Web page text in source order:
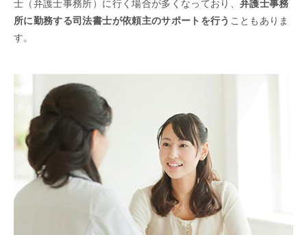
士（弁護士事務所）に行く場合が多くなっており、弁護士事務
所に勤務する司法書士が依頼主のサポートを行う こともありま
す。